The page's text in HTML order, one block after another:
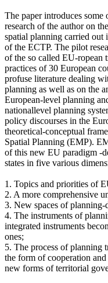
The paper introduces some
research of the author on
spatial planning carried
of the ECTP. The pilot
of the so called EU-ropean
practices of 30 European
profuse literature dealing
planning as well as on the
European-level planning
nationallevel planning
policy discourses in the
theoretical-conceptual
Spatial Planning (EMP).
of this new EU paradigm -
states in five various
1. Topics and priorities of
2. A more comprehensive
3. New spaces of planning-
4. The instruments of
integrated instruments
ones;
5. The process of planning
the form of cooperation
new forms of territorial